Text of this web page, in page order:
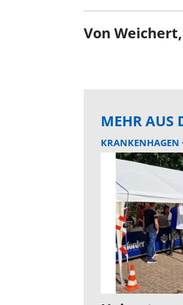
Von
MEHR AUS
KRANKENHAGEN